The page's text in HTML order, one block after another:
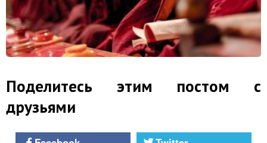
Поделитесь этим постом с
друзьями